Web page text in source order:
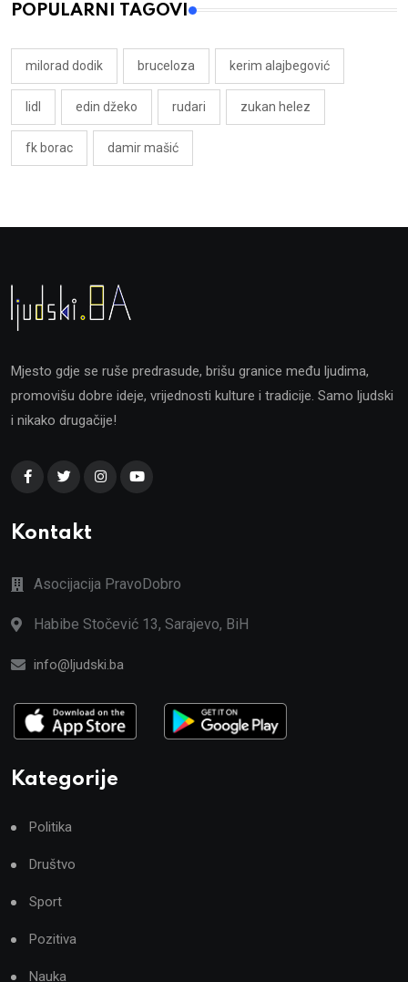
POPULARNI TAGOVI
milorad dodik bruceloza kerim alajbegović
lidl edin džeko rudari zukan helez
fk borac damir mašić
Mjesto gdje se ruše predrasude, brišu granice među ljudima,
promovišu dobre ideje, vrijednosti kulture i tradicije. Samo ljudski
i nikako drugačije!
Kontakt
Asocijacija PravoDobro
Habibe Stočević 13, Sarajevo, BiH
info@ljudski.ba
Kategorije
Politika
Društvo
Sport
Pozitiva
Nauka